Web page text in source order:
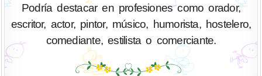
Podría destacar en profesiones como orador,
escritor, actor, pintor, músico, humorista, hostelero,
comediante, estilista o comerciante.